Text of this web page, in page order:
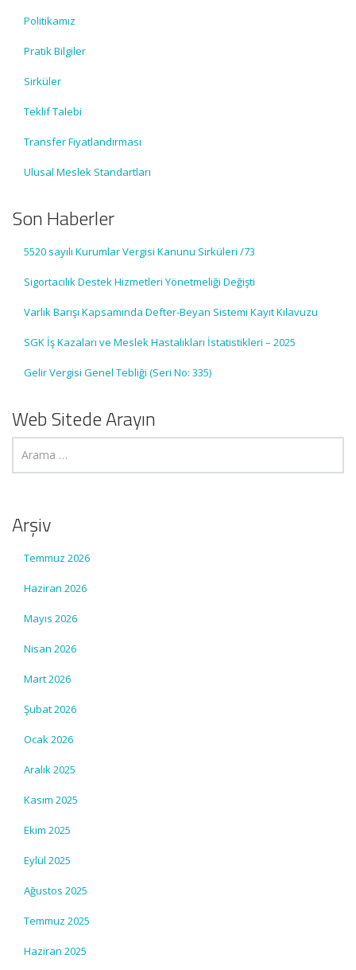
Politikamız
Pratik Bilgiler
Sirküler
Teklif Talebi
Transfer Fiyatlandırması
Ulusal Meslek Standartları
Son Haberler
5520 sayılı Kurumlar Vergisi Kanunu Sirküleri /73
Sigortacılık Destek Hizmetleri Yönetmeliği Değişti
Varlık Barışı Kapsamında Defter-Beyan Sistemi Kayıt Kılavuzu
SGK İş Kazaları ve Meslek Hastalıkları İstatistikleri – 2025
Gelir Vergisi Genel Tebliği (Seri No: 335)
Web Sitede Arayın
Arşiv
Temmuz 2026
Haziran 2026
Mayıs 2026
Nisan 2026
Mart 2026
Şubat 2026
Ocak 2026
Aralık 2025
Kasım 2025
Ekim 2025
Eylül 2025
Ağustos 2025
Temmuz 2025
Haziran 2025